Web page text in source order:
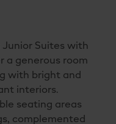
Junior Suites with
a generous room
with bright and
interiors.
seating areas
complemented